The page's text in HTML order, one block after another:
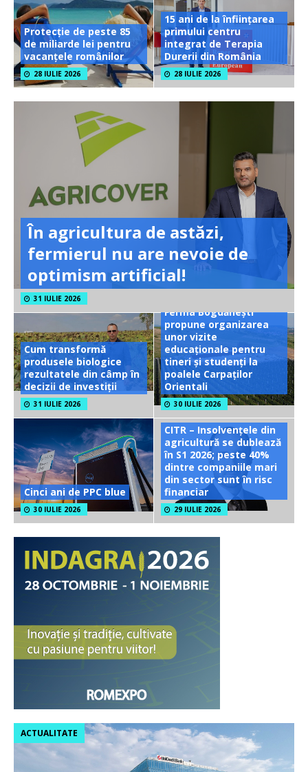
Protecție de peste 85
de miliarde lei pentru
vacanțele românilor
28 IULIE 2026
15 ani de la înființarea
primului centru
integrat de Terapia
Durerii din România
28 IULIE 2026
În agricultura de astăzi,
fermierul nu are nevoie de
optimism artificial!
31 IULIE 2026
Cum transformă
produsele biologice
rezultatele din câmp în
decizii de investiții
31 IULIE 2026
Ferma Bogdănești
propune organizarea
unor vizite
educaționale pentru
tineri și studenți la
poalele Carpaților
Orientali
30 IULIE 2026
Cinci ani de PPC blue
30 IULIE 2026
CITR – Insolvențele din
agricultură se dublează
în S1 2026; peste 40%
dintre companiile mari
din sector sunt în risc
financiar
29 IULIE 2026
ACTUALITATE